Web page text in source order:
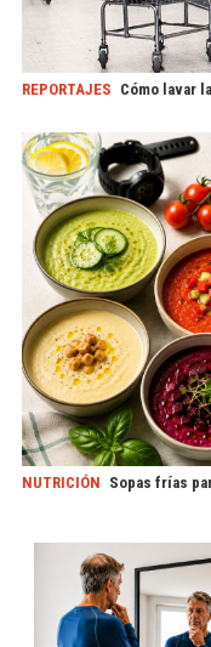
REPORTAJES Cómo lavar
NUTRICIÓN Sopas frías